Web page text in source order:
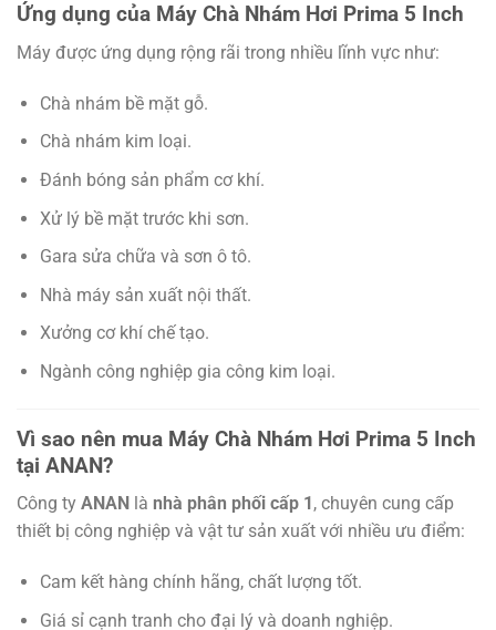
Ứng dụng của Máy Chà Nhám Hơi Prima 5 Inch
Máy được ứng dụng rộng rãi trong nhiều lĩnh vực như:
Chà nhám bề mặt gỗ.
Chà nhám kim loại.
Đánh bóng sản phẩm cơ khí.
Xử lý bề mặt trước khi sơn.
Gara sửa chữa và sơn ô tô.
Nhà máy sản xuất nội thất.
Xưởng cơ khí chế tạo.
Ngành công nghiệp gia công kim loại.
Vì sao nên mua Máy Chà Nhám Hơi Prima 5 Inch
tại ANAN?
Công ty ANAN là nhà phân phối cấp 1 , chuyên cung cấp
thiết bị công nghiệp và vật tư sản xuất với nhiều ưu điểm:
Cam kết hàng chính hãng, chất lượng tốt.
Giá sỉ cạnh tranh cho đại lý và doanh nghiệp.